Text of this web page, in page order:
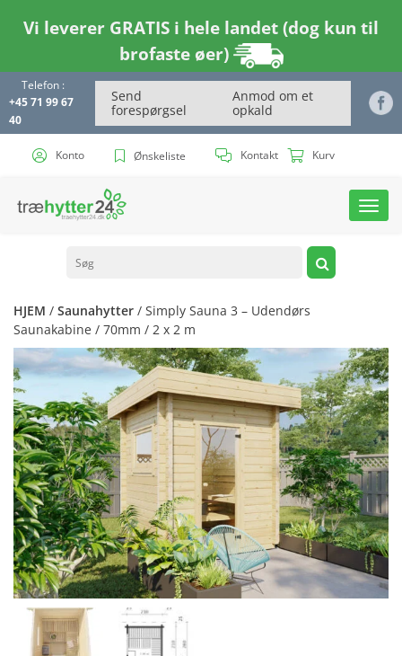
Vi leverer GRATIS i hele landet (dog kun til
brofaste øer)
Telefon :
+45 71 99 67
40
Send
forespørgsel
Anmod om et
opkald
Konto Ønskeliste Kontakt Kurv
HJEM / Saunahytter / Simply Sauna 3 – Udendørs
Saunakabine / 70mm / 2 x 2 m